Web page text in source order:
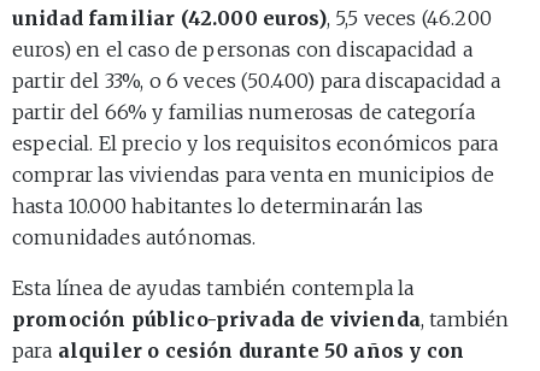
unidad familiar (42.000 euros), 5,5 veces (46.200
euros) en el caso de personas con discapacidad a
partir del 33%, o 6 veces (50.400) para discapacidad a
partir del 66% y familias numerosas de categoría
especial. El precio y los requisitos económicos para
comprar las viviendas para venta en municipios de
hasta 10.000 habitantes lo determinarán las
comunidades autónomas.
Esta línea de ayudas también contempla la
promoción público-privada de vivienda, también
para alquiler o cesión durante 50 años y con